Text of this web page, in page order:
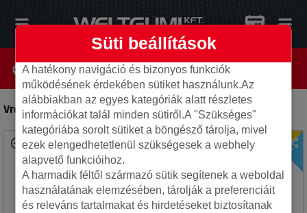
Vredestein 225/40R18 92W Quatrac XL FSL-Autó gumi
Süti beállítások
A hatékony navigáció és bizonyos funkciók
működésének érdekében sütiket használunk.Az
alábbiakban az egyes kategóriák alatt részletes
információkat talál minden sütiről.A "Szükséges"
kategóriába sorolt sütiket a böngésző tárolja, mivel
ezek elengedhetetlenül szükségesek a webhely
alapvető funkcióihoz.
A harmadik féltől származó sütik segítenek a weboldal
használatának elemzésében, tárolják a preferenciáit
és releváns tartalmakat és hirdetéseket biztosítanak